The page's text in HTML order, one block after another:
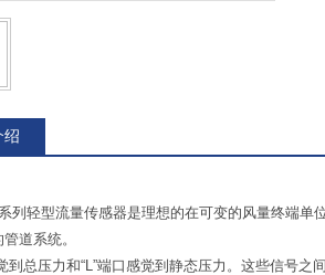
绍
列轻型流量传感器是理想的在可变的风量终端单
道系统。
到总压力和“L”端口感觉到静态压力。这些信号之